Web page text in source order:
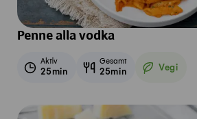
Penne alla vodka
Aktiv
25min
Gesamt
25min Vegi
Vegetarisch